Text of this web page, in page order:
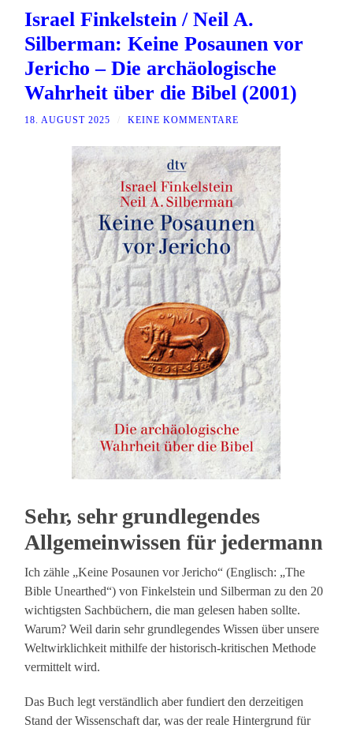
Israel Finkelstein / Neil A.
Silberman: Keine Posaunen vor
Jericho – Die archäologische
Wahrheit über die Bibel (2001)
18. AUGUST 2025 KEINE KOMMENTARE
Sehr, sehr grundlegendes
Allgemeinwissen für jedermann
Ich zähle „Keine Posaunen vor Jericho“ (Englisch: „The
Bible Unearthed“) von Finkelstein und Silberman zu den 20
wichtigsten Sachbüchern, die man gelesen haben sollte.
Warum? Weil darin sehr grundlegendes Wissen über unsere
Weltwirklichkeit mithilfe der historisch-kritischen Methode
vermittelt wird.
Das Buch legt verständlich aber fundiert den derzeitigen
Stand der Wissenschaft dar, was der reale Hintergrund für